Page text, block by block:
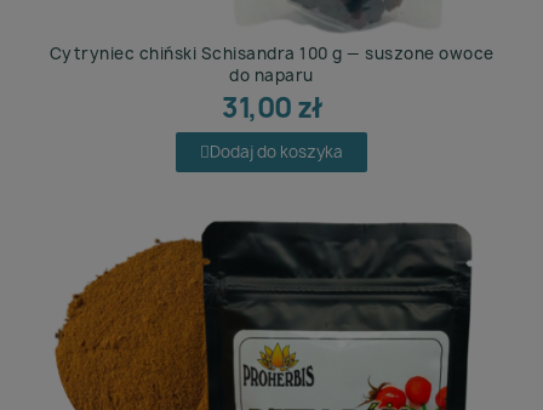
Cytryniec chiński Schisandra 100 g — suszone owoce
do naparu
31,00 zł
Dodaj do koszyka